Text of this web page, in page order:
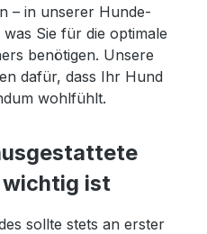
– in unserer Hunde-
Sie für die optimale
benötigen. Unsere
dafür, dass Ihr Hund
wohlfühlt.
wichtig ist
sollte stets an erster